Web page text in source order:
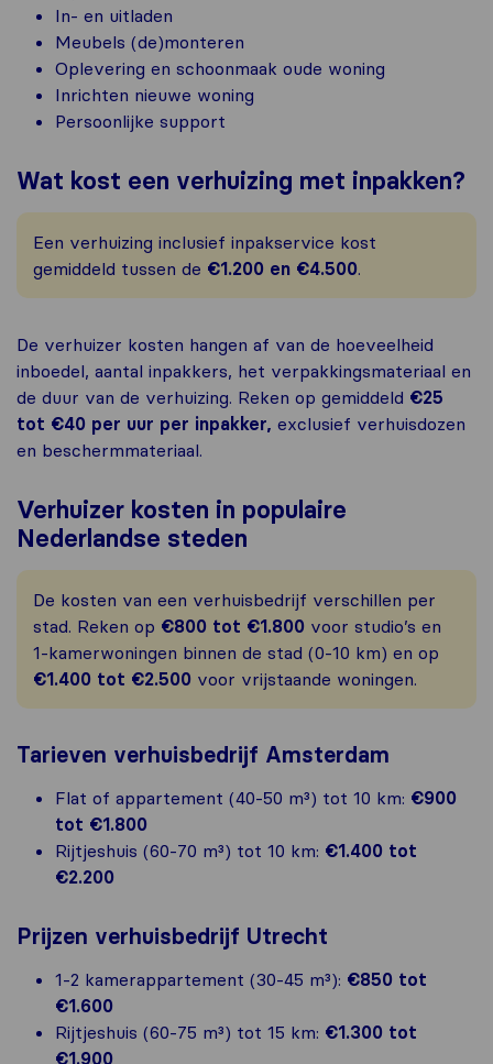
In- en uitladen
Meubels (de)monteren
Oplevering en schoonmaak oude woning
Inrichten nieuwe woning
Persoonlijke support
Wat kost een verhuizing met inpakken?
Een verhuizing inclusief inpakservice kost
gemiddeld tussen de €1.200 en €4.500.
De verhuizer kosten hangen af van de hoeveelheid
inboedel, aantal inpakkers, het verpakkingsmateriaal en
de duur van de verhuizing. Reken op gemiddeld €25
tot €40 per uur per inpakker, exclusief verhuisdozen
en beschermmateriaal.
Verhuizer kosten in populaire
Nederlandse steden
De kosten van een verhuisbedrijf verschillen per
stad. Reken op €800 tot €1.800 voor studio’s en
1-kamerwoningen binnen de stad (0-10 km) en op
€1.400 tot €2.500 voor vrijstaande woningen.
Tarieven verhuisbedrijf Amsterdam
Flat of appartement (40-50 m³) tot 10 km: €900
tot €1.800
Rijtjeshuis (60-70 m³) tot 10 km: €1.400 tot
€2.200
Prijzen verhuisbedrijf Utrecht
1-2 kamerappartement (30-45 m³): €850 tot
€1.600
Rijtjeshuis (60-75 m³) tot 15 km: €1.300 tot
€1.900